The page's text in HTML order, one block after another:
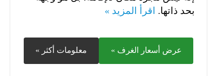
بحد ذاتها.
اقرأ المزيد »
عرض أسعار الغرف » معلومات أكثر »